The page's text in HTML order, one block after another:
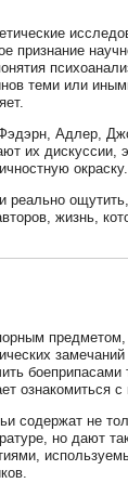
признание
теми или
Адлер,
их
окраску.
жизнь,
ознакомиться
содержат не
но дают